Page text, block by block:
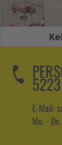
E-Mail:
Mo. -